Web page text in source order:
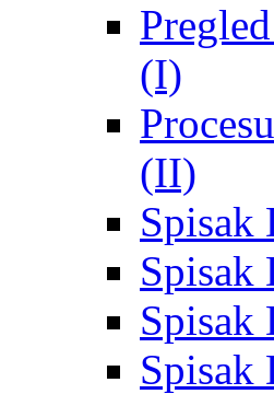
(I)
(II)
Spisak
Spisak
Spisak
Spisak